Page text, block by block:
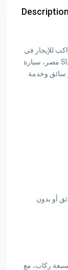
سبعة راكب للإيجار في
مصر، سيارة SUV عائلية واسعة بتجهيزات مريحة وراقية، مناسبة
سائق وخدمة
أو بدون
لسبعة ركاب، مع